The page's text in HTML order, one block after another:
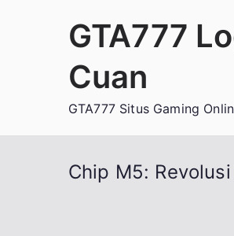
GTA777
Cuan
GTA777 Situs Gaming
Chip M5: